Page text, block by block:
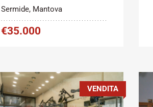
Sermide, Mantova
€35.000
VENDITA